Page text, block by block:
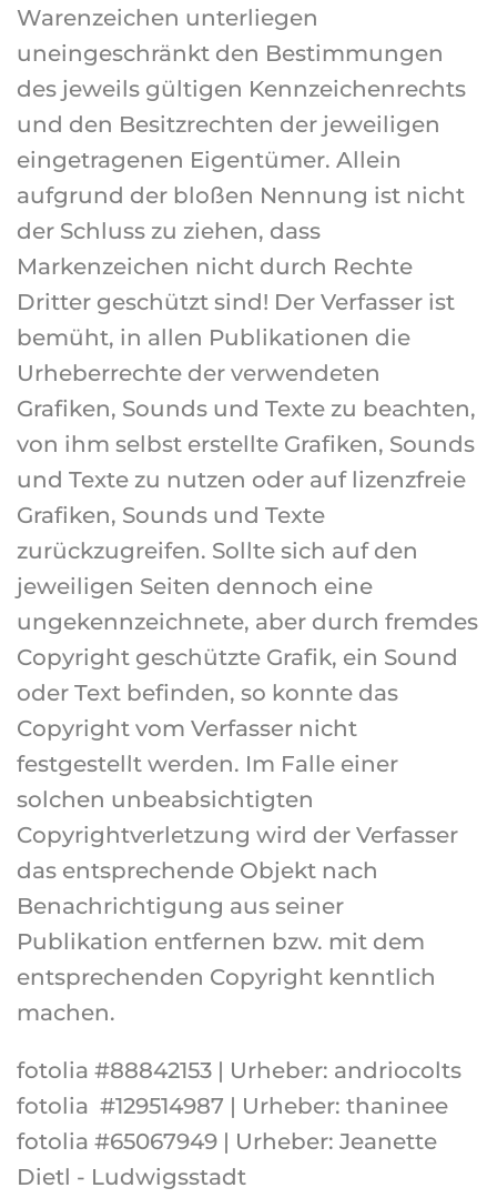
Warenzeichen unterliegen
uneingeschränkt den Bestimmungen
des jeweils gültigen Kennzeichenrechts
und den Besitzrechten der jeweiligen
eingetragenen Eigentümer. Allein
aufgrund der bloßen Nennung ist nicht
der Schluss zu ziehen, dass
Markenzeichen nicht durch Rechte
Dritter geschützt sind! Der Verfasser ist
bemüht, in allen Publikationen die
Urheberrechte der verwendeten
Grafiken, Sounds und Texte zu beachten,
von ihm selbst erstellte Grafiken, Sounds
und Texte zu nutzen oder auf lizenzfreie
Grafiken, Sounds und Texte
zurückzugreifen. Sollte sich auf den
jeweiligen Seiten dennoch eine
ungekennzeichnete, aber durch fremdes
Copyright geschützte Grafik, ein Sound
oder Text befinden, so konnte das
Copyright vom Verfasser nicht
festgestellt werden. Im Falle einer
solchen unbeabsichtigten
Copyrightverletzung wird der Verfasser
das entsprechende Objekt nach
Benachrichtigung aus seiner
Publikation entfernen bzw. mit dem
entsprechenden Copyright kenntlich
machen.
fotolia #88842153 | Urheber: andriocolts
fotolia #129514987 | Urheber: thaninee
fotolia #65067949 | Urheber: Jeanette
Dietl - Ludwigsstadt